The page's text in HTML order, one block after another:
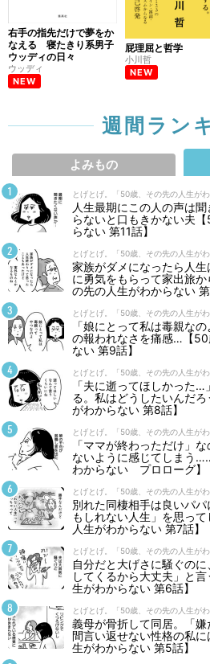
右手の指先だけで夢をか
なえる 寝たきり系男子
ウッディの日々
ウッディ
NEW
屁理屈と哲学
小川哲
NEW
週間ラン
よみもの
とげとげ。「50歳、その先の人生がわ
人生最期にこの人の声は
らないと口もきかない夫
らない 第11話】
とげとげ。「50歳、その先の人生がわ
家族がダメになったら人
に勇気をもらって家出旅
の先の人生がわからない 第
とげとげ。「50歳、その先の人生がわ
「娘にとって私は毒親な
の報われなさを痛感…【
ない 第9話】
とげとげ。「50歳、その先の人生がわ
「夫に逝ってほしかった
る。私はどうしたいんだ
がわからない 第8話】
とげとげ。「50歳、その先の人生がわ
「ママが終わっただけ」
ないように感じてしまう
わからない プロローグ】
とげとげ。「50歳、その先の人生がわ
別れた同棲相手は良いパ
もしれない人生」を思っ
人生がわからない 第7話】
とげとげ。「50歳、その先の人生がわ
自分だと大げさに騒ぐの
してくるから大丈夫」と
生がわからない 第6話】
とげとげ。「50歳、その先の人生がわ
義母が骨折して同居。「
間言い返せない性格の私
生がわからない 第5話】